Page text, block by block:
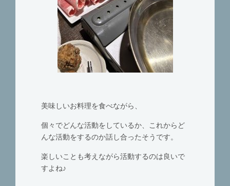
美味しいお料理を食べながら、
個々でどんな活動をしているか、これからど
んな活動をするのか話し合ったそうです。
楽しいことも考えながら活動するのは良いで
すよね♪